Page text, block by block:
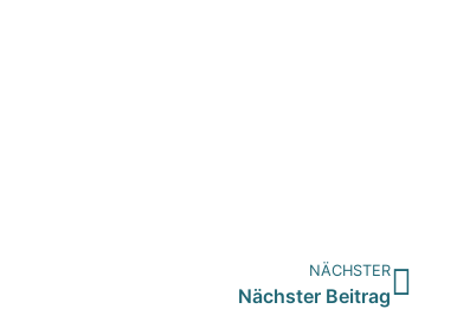
NÄCHSTER
Nächster Beitrag